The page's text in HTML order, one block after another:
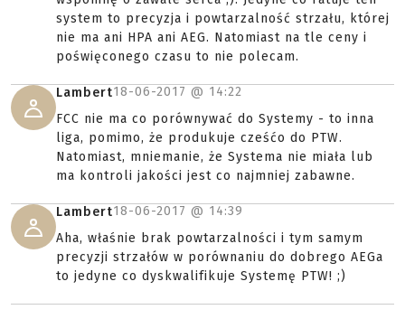
system to precyzja i powtarzalność strzału, której
nie ma ani HPA ani AEG. Natomiast na tle ceny i
poświęconego czasu to nie polecam.
Lambert18-06-2017 @ 14:22
FCC nie ma co porównywać do Systemy - to inna
liga, pomimo, że produkuje cześćo do PTW.
Natomiast, mniemanie, że Systema nie miała lub
ma kontroli jakości jest co najmniej zabawne.
Lambert18-06-2017 @ 14:39
Aha, właśnie brak powtarzalności i tym samym
precyzji strzałów w porównaniu do dobrego AEGa
to jedyne co dyskwalifikuje Systemę PTW! ;)